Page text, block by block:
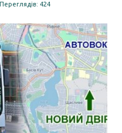
Переглядів: 424